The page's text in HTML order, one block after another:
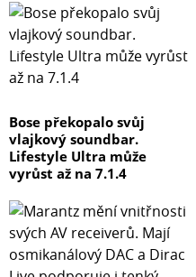
Bose překopalo svůj
vlajkový soundbar.
Lifestyle Ultra může
vyrůst až na 7.1.4